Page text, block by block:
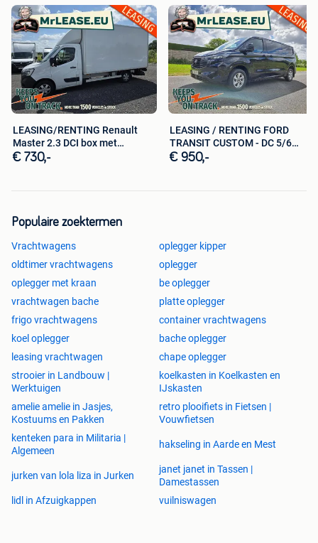
LEASING/RENTING Renault
Master 2.3 DCI box met
laadbrug
€ 730,-
LEASING / RENTING FORD
TRANSIT CUSTOM - DC 5/6
PLAATSEN
€ 950,-
Populaire zoektermen
Vrachtwagens
oplegger kipper
oldtimer vrachtwagens
oplegger
oplegger met kraan
be oplegger
vrachtwagen bache
platte oplegger
frigo vrachtwagens
container vrachtwagens
koel oplegger
bache oplegger
leasing vrachtwagen
chape oplegger
strooier in Landbouw |
Werktuigen
koelkasten in Koelkasten en
IJskasten
amelie amelie in Jasjes,
Kostuums en Pakken
retro plooifiets in Fietsen |
Vouwfietsen
kenteken para in Militaria |
Algemeen
hakseling in Aarde en Mest
jurken van lola liza in Jurken
janet janet in Tassen |
Damestassen
lidl in Afzuigkappen
vuilniswagen